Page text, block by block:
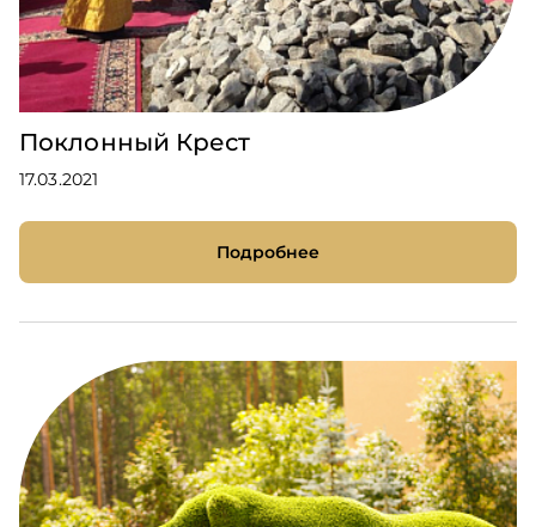
Поклонный Крест
17.03.2021
Подробнее